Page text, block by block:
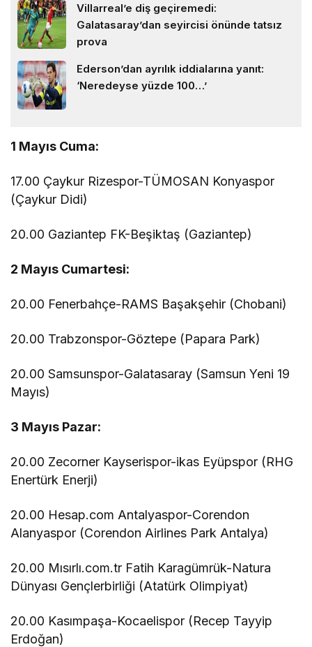
Villarreal’e diş geçiremedi:
Galatasaray’dan seyircisi önünde tatsız
prova
Ederson’dan ayrılık iddialarına yanıt:
‘Neredeyse yüzde 100…’
1 Mayıs Cuma:
17.00 Çaykur Rizespor-TÜMOSAN Konyaspor
(Çaykur Didi)
20.00 Gaziantep FK-Beşiktaş (Gaziantep)
2 Mayıs Cumartesi:
20.00 Fenerbahçe-RAMS Başakşehir (Chobani)
20.00 Trabzonspor-Göztepe (Papara Park)
20.00 Samsunspor-Galatasaray (Samsun Yeni 19
Mayıs)
3 Mayıs Pazar:
20.00 Zecorner Kayserispor-ikas Eyüpspor (RHG
Enertürk Enerji)
20.00 Hesap.com Antalyaspor-Corendon
Alanyaspor (Corendon Airlines Park Antalya)
20.00 Mısırlı.com.tr Fatih Karagümrük-Natura
Dünyası Gençlerbirliği (Atatürk Olimpiyat)
20.00 Kasımpaşa-Kocaelispor (Recep Tayyip
Erdoğan)